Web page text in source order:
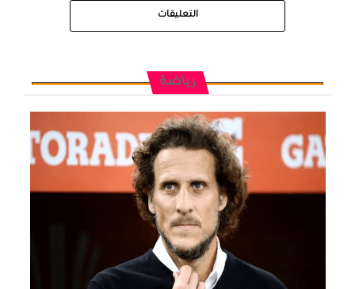
التعليقات
رياضة